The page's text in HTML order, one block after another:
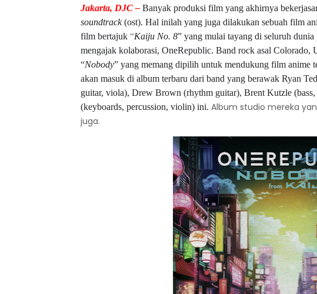
Jakarta, DJC – Banyak produksi film yang akhirnya
soundtrack(ost). Hal inilah yang juga dilakukan sebuah film
film bertajuk “Kaiju No. 8” yang mulai tayang di seluruh
mengajak kolaborasi, OneRepublic. Band rock asal Colorado,
“Nobody” yang memang dipilih untuk mendukung film anime
akan masuk di album terbaru dari band yang berawak Ryan
guitar, viola), Drew Brown (rhythm guitar), Brent Kutzle
(keyboards, percussion, violin) ini. Album studio mereka
juga.